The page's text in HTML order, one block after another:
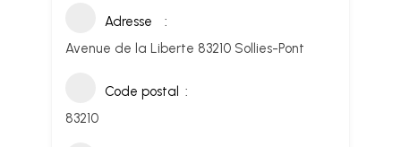
Adresse
Avenue de la Liberte 83210 Sollies-Pont
Code postal
83210